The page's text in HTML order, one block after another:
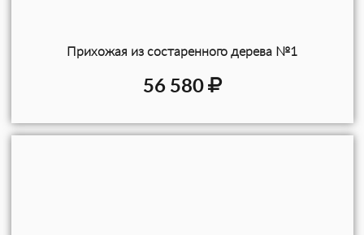
Прихожая из состаренного дерева №1
56 580